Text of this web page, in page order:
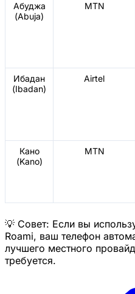
Абуджа
(Abuja)
MTN
Ибадан
(Ibadan)
Airtel
Кано
(Kano)
MTN
💡 Совет: Если вы
Roami, ваш телефон
лучшего местного
требуется.